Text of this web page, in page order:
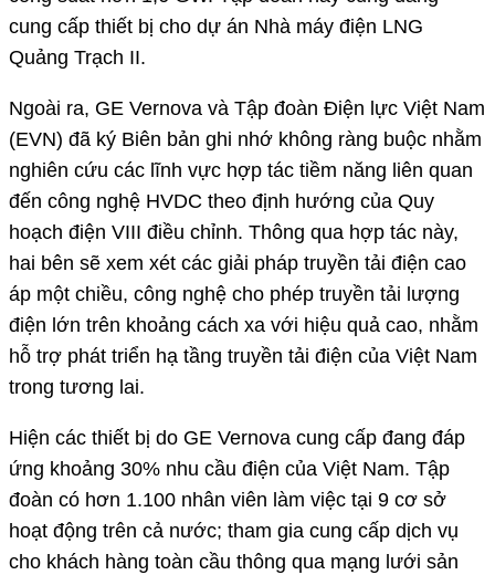
cung cấp thiết bị cho dự án Nhà máy điện LNG
Quảng Trạch II.
Ngoài ra, GE Vernova và Tập đoàn Điện lực Việt Nam
(EVN) đã ký Biên bản ghi nhớ không ràng buộc nhằm
nghiên cứu các lĩnh vực hợp tác tiềm năng liên quan
đến công nghệ HVDC theo định hướng của Quy
hoạch điện VIII điều chỉnh. Thông qua hợp tác này,
hai bên sẽ xem xét các giải pháp truyền tải điện cao
áp một chiều, công nghệ cho phép truyền tải lượng
điện lớn trên khoảng cách xa với hiệu quả cao, nhằm
hỗ trợ phát triển hạ tầng truyền tải điện của Việt Nam
trong tương lai.
Hiện các thiết bị do GE Vernova cung cấp đang đáp
ứng khoảng 30% nhu cầu điện của Việt Nam. Tập
đoàn có hơn 1.100 nhân viên làm việc tại 9 cơ sở
hoạt động trên cả nước; tham gia cung cấp dịch vụ
cho khách hàng toàn cầu thông qua mạng lưới sản